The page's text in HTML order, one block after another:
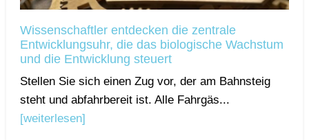
Wissenschaftler entdecken die zentrale
Entwicklungsuhr, die das biologische Wachstum
und die Entwicklung steuert
Stellen Sie sich einen Zug vor, der am Bahnsteig
steht und abfahrbereit ist. Alle Fahrgäs...
[weiterlesen]